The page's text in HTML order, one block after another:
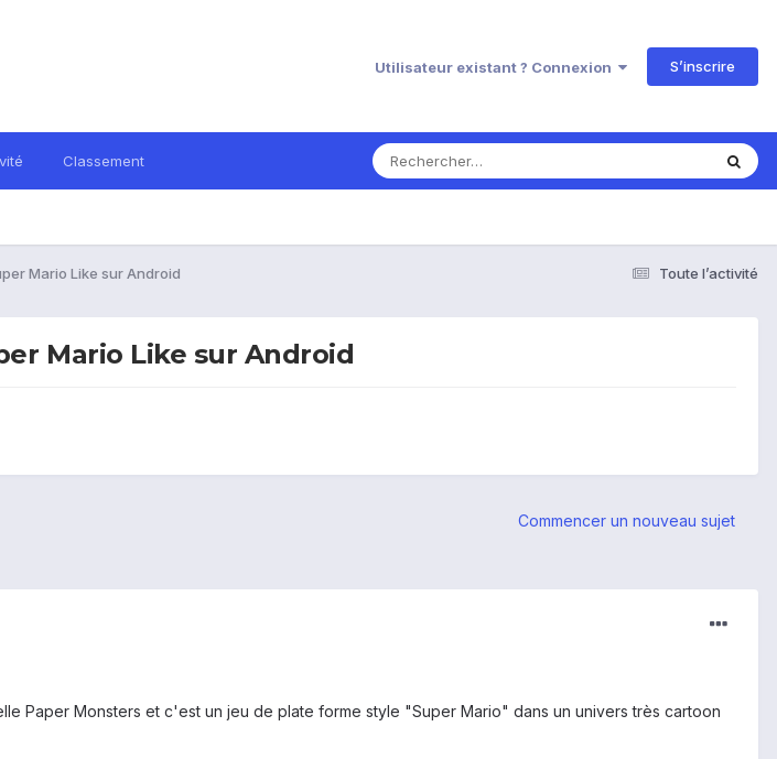
Utilisateur existant ? Connexion S’inscrire
Classement
Toute l’activité
Mario Like sur Android
Mario Like sur Android
Commencer un nouveau sujet
Paper Monsters et c'est un jeu de plate forme style "Super Mario" dans un univers très cartoon